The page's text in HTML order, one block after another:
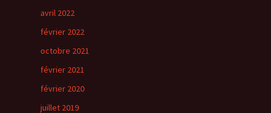
avril 2022
février 2022
octobre 2021
février 2021
février 2020
juillet 2019